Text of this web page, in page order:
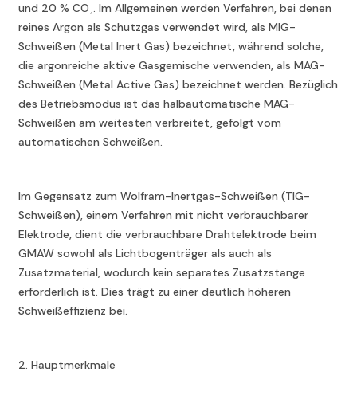
und 20 % CO₂. Im Allgemeinen werden Verfahren, bei denen
reines Argon als Schutzgas verwendet wird, als MIG-
Schweißen (Metal Inert Gas) bezeichnet, während solche,
die argonreiche aktive Gasgemische verwenden, als MAG-
Schweißen (Metal Active Gas) bezeichnet werden. Bezüglich
des Betriebsmodus ist das halbautomatische MAG-
Schweißen am weitesten verbreitet, gefolgt vom
automatischen Schweißen.
Im Gegensatz zum Wolfram-Inertgas-Schweißen (TIG-
Schweißen), einem Verfahren mit nicht verbrauchbarer
Elektrode, dient die verbrauchbare Drahtelektrode beim
GMAW sowohl als Lichtbogenträger als auch als
Zusatzmaterial, wodurch kein separates Zusatzstange
erforderlich ist. Dies trägt zu einer deutlich höheren
Schweißeffizienz bei.
2. Hauptmerkmale